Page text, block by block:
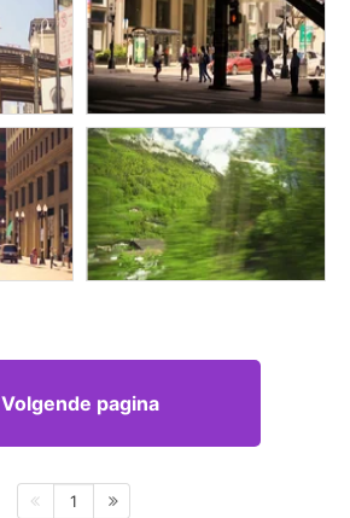
Volgende pagina
1